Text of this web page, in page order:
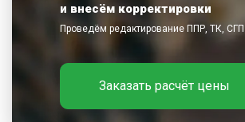
и внесём корректировки
Проведём редактирование ППР, ТК, СГП
Заказать расчёт цены